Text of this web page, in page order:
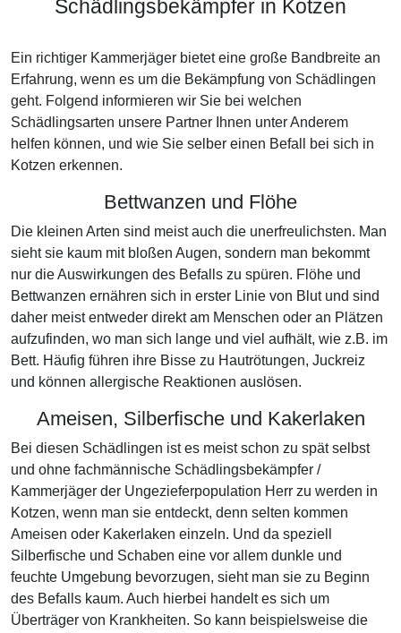
Schädlingsbekämpfer in Kotzen
Ein richtiger Kammerjäger bietet eine große Bandbreite an
Erfahrung, wenn es um die Bekämpfung von Schädlingen
geht. Folgend informieren wir Sie bei welchen
Schädlingsarten unsere Partner Ihnen unter Anderem
helfen können, und wie Sie selber einen Befall bei sich in
Kotzen erkennen.
Bettwanzen und Flöhe
Die kleinen Arten sind meist auch die unerfreulichsten. Man
sieht sie kaum mit bloßen Augen, sondern man bekommt
nur die Auswirkungen des Befalls zu spüren. Flöhe und
Bettwanzen ernähren sich in erster Linie von Blut und sind
daher meist entweder direkt am Menschen oder an Plätzen
aufzufinden, wo man sich lange und viel aufhält, wie z.B. im
Bett. Häufig führen ihre Bisse zu Hautrötungen, Juckreiz
und können allergische Reaktionen auslösen.
Ameisen, Silberfische und Kakerlaken
Bei diesen Schädlingen ist es meist schon zu spät selbst
und ohne fachmännische Schädlingsbekämpfer /
Kammerjäger der Ungezieferpopulation Herr zu werden in
Kotzen, wenn man sie entdeckt, denn selten kommen
Ameisen oder Kakerlaken einzeln. Und da speziell
Silberfische und Schaben eine vor allem dunkle und
feuchte Umgebung bevorzugen, sieht man sie zu Beginn
des Befalls kaum. Auch hierbei handelt es sich um
Überträger von Krankheiten. So kann beispielsweise die